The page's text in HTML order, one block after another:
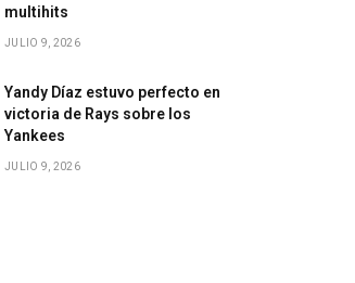
multihits
JULIO 9, 2026
Yandy Díaz estuvo perfecto en
victoria de Rays sobre los
Yankees
JULIO 9, 2026